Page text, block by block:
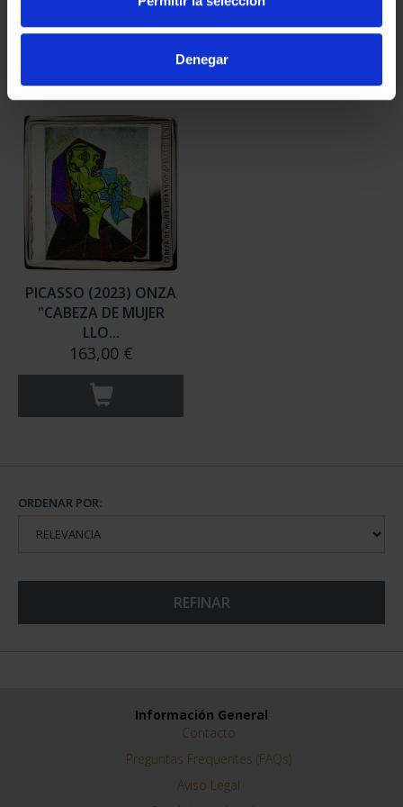
Denegar
PICASSO (2023) ONZA
"CABEZA DE MUJER
LLO...
163,00 €
ORDENAR POR:
REFINAR
Información General
Contacto
Preguntas Frequentes (FAQs)
Aviso Legal